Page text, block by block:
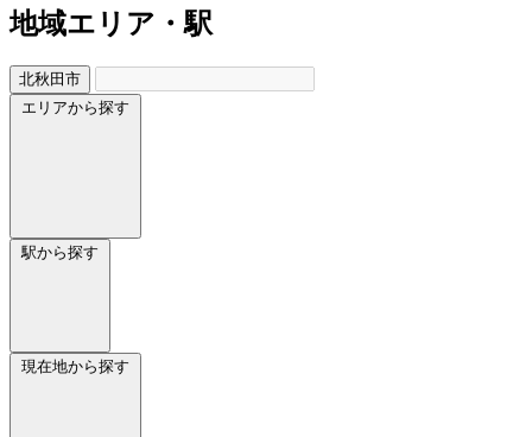
地域エリア・駅
北秋田市
エリアから探す
駅から探す
現在地から探す